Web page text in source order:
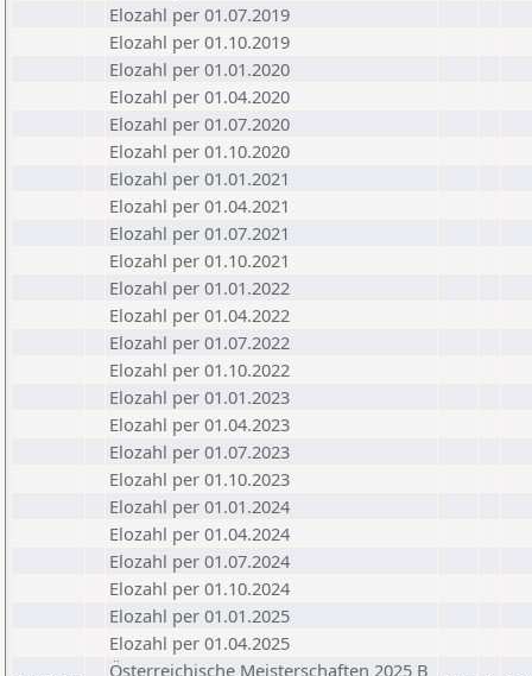
Elozahl per 01.07.2019
Elozahl per 01.10.2019
Elozahl per 01.01.2020
Elozahl per 01.04.2020
Elozahl per 01.07.2020
Elozahl per 01.10.2020
Elozahl per 01.01.2021
Elozahl per 01.04.2021
Elozahl per 01.07.2021
Elozahl per 01.10.2021
Elozahl per 01.01.2022
Elozahl per 01.04.2022
Elozahl per 01.07.2022
Elozahl per 01.10.2022
Elozahl per 01.01.2023
Elozahl per 01.04.2023
Elozahl per 01.07.2023
Elozahl per 01.10.2023
Elozahl per 01.01.2024
Elozahl per 01.04.2024
Elozahl per 01.07.2024
Elozahl per 01.10.2024
Elozahl per 01.01.2025
Elozahl per 01.04.2025
Österreichische Meisterschaften 2025 B